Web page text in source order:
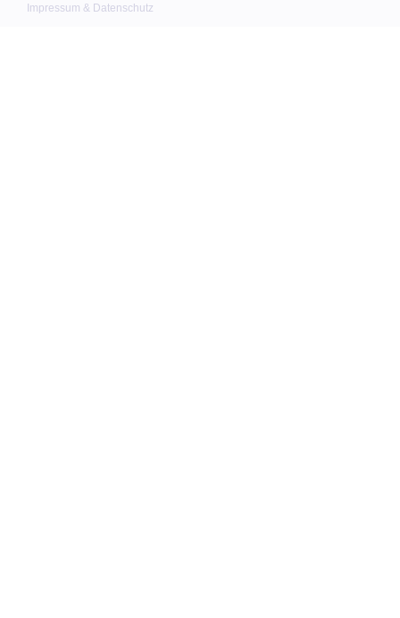
Impressum & Datenschutz